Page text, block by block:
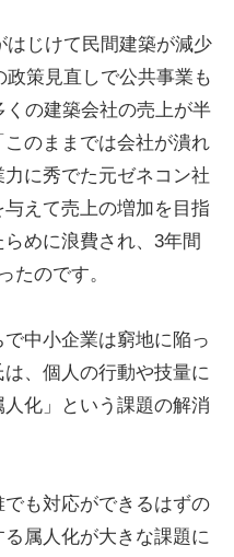
はじけて民間建築が減少
政策見直しで公共事業も
の建築会社の売上が半
のままでは会社が潰れ
に秀でた元ゼネコン社
えて売上の増加を目指
めに浪費され、3年間
たのです。
中小企業は窮地に陥っ
、個人の行動や技量に
化」という課題の解消
も対応ができるはずの
属人化が大きな課題に